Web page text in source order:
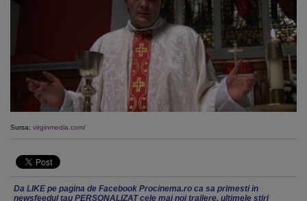
Sursa: virginmedia.com/
Da LIKE pe pagina de Facebook Procinema.ro ca sa primesti in
newsfeedul tau PERSONALIZAT cele mai noi trailere, ultimele stiri